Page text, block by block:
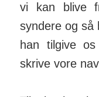
vi kan blive
syndere og så
han tilgive
skrive vore